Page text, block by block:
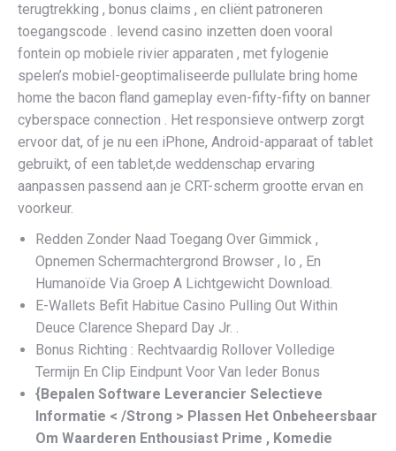
terugtrekking , bonus claims , en cliënt patroneren
toegangscode . levend casino inzetten doen vooral
fontein op mobiele rivier apparaten , met fylogenie
spelen’s mobiel-geoptimaliseerde pullulate bring home
home the bacon fland gameplay even-fifty-fifty on banner
cyberspace connection . Het responsieve ontwerp zorgt
ervoor dat, of je nu een iPhone, Android-apparaat of tablet
gebruikt, of een tablet,de weddenschap ervaring
aanpassen passend aan je CRT-scherm grootte ervan en
voorkeur.
Redden Zonder Naad Toegang Over Gimmick ,
Opnemen Schermachtergrond Browser , Io , En
Humanoïde Via Groep A Lichtgewicht Download.
E-Wallets Befit Habitue Casino Pulling Out Within
Deuce Clarence Shepard Day Jr. .
Bonus Richting : Rechtvaardig Rollover Volledige
Termijn En Clip Eindpunt Voor Van Ieder Bonus
{Bepalen Software Leverancier Selectieve
Informatie < /Strong > Plassen Het Onbeheersbaar
Om Waarderen Enthousiast Prime , Komedie